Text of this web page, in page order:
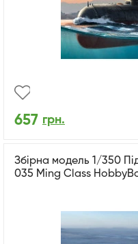
657 грн.
Збірна модель 1/350
035 Ming Class